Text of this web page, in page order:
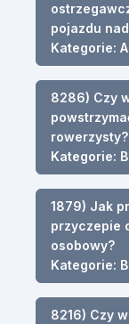
pojazdu
Kategorie: A,
8286) Czy
rowerzysty?
Kategorie: B
1879) Jak
przyczepie
osobowy?
Kategorie: B
8216) Czy